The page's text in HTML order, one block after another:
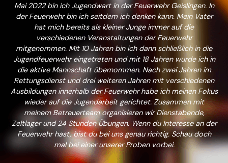
Mai 2022 bin ich Jugendwart in der Feuerwehr Geislingen. In
der Feuerwehr bin ich seitdem ich denken kann. Mein Vater
hat mich bereits als kleiner Junge immer auf die
verschiedenen Veranstaltungen der Feuerwehr
mitgenommen. Mit 10 Jahren bin ich dann schließlich in die
Jugendfeuerwehr eingetreten und mit 18 Jahren wurde ich in
die aktive Mannschaft übernommen. Nach zwei Jahren im
Rettungsdienst und drei weiteren Jahren mit verschiedenen
Ausbildungen innerhalb der Feuerwehr habe ich meinen Fokus
wieder auf die Jugendarbeit gerichtet. Zusammen mit
meinem Betreuerteam organisieren wir Dienstabende,
Zeltlager und 24 Stunden Übungen. Wenn du Interesse an der
Feuerwehr hast, bist du bei uns genau richtig. Schau doch
mal bei einer unserer Proben vorbei.